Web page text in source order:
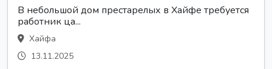
В небольшой дом престарелых в Хайфе требуется
работник ца...
Хайфа
13.11.2025